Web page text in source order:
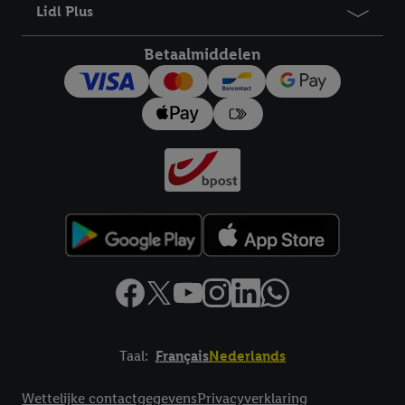
Lidl Plus
Betaalmiddelen
Taal: FrançaisNederlands
Wettelijke contactgegevensPrivacyverklaring